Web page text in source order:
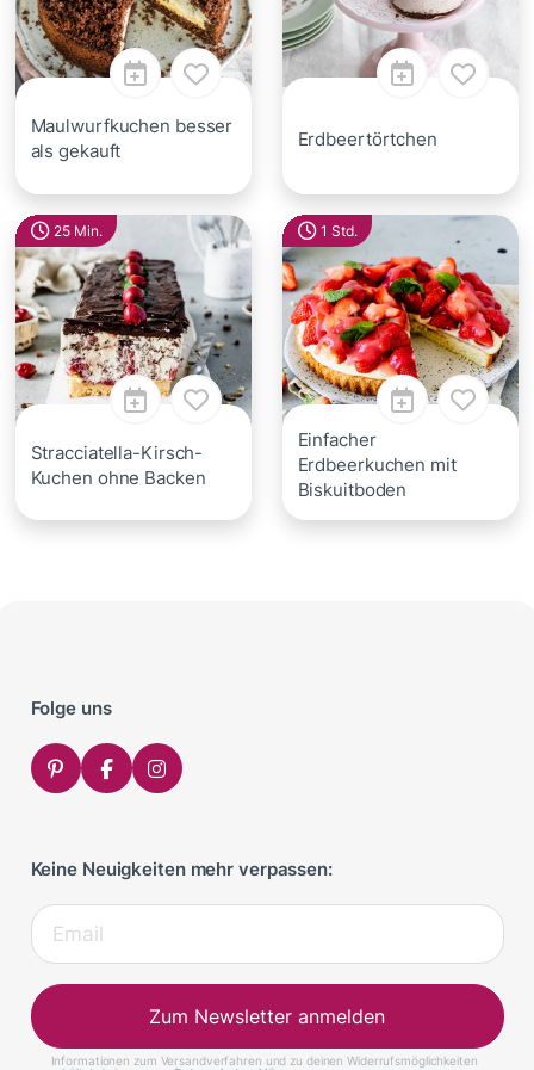
Maulwurfkuchen besser
als gekauft
Erdbeertörtchen
25 Min.
Stracciatella-Kirsch-
Kuchen ohne Backen
1 Std.
Einfacher
Erdbeerkuchen mit
Biskuitboden
Folge uns
Keine Neuigkeiten mehr verpassen:
Zum Newsletter anmelden
Informationen zum Versandverfahren und zu deinen Widerrufsmöglichkeiten